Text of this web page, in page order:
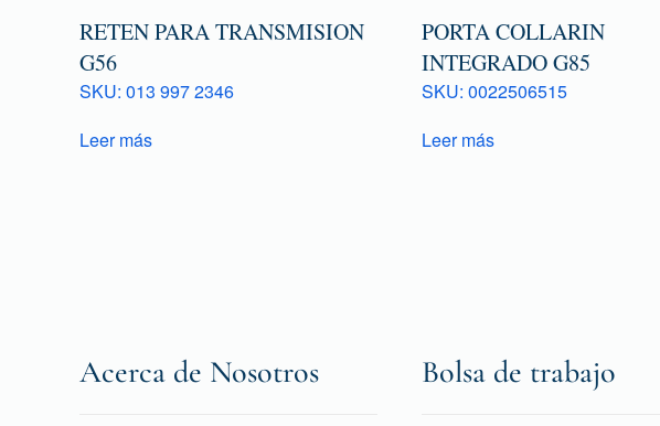
RETEN PARA TRANSMISION
G56
SKU: 013 997 2346
Leer más
PORTA COLLARIN
INTEGRADO G85
SKU: 0022506515
Leer más
Acerca de Nosotros Bolsa de trabajo